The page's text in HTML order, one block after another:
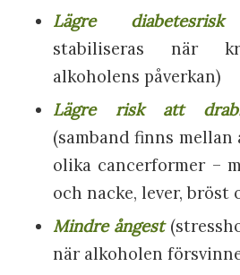
Lägre diabetesrisk
stabiliseras när
alkoholens påverkan)
Lägre risk att
(samband finns
olika cancerformer –
och nacke, lever, bröst
Mindre ångest
när alkoholen